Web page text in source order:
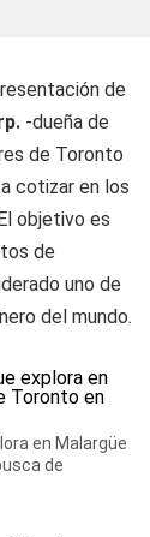
de
-dueña de
de Toronto
cotizar en los
objetivo es
de
uno de
del mundo.
en Malargüe
de